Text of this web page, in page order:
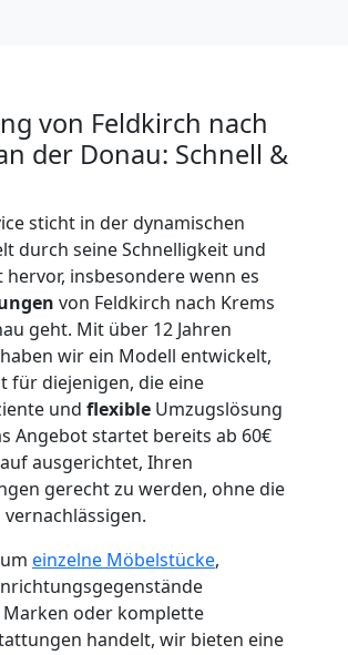
von Feldkirch nach
der Donau: Schnell &
sticht in der dynamischen
durch seine Schnelligkeit und
hervor, insbesondere wenn es
von Feldkirch nach Krems
geht. Mit über 12 Jahren
wir ein Modell entwickelt,
für diejenigen, die eine
und flexible Umzugslösung
Angebot startet bereits ab 60€
ausgerichtet, Ihren
gerecht zu werden, ohne die
einzelne Möbelstücke,
oder komplette
handelt, wir bieten eine